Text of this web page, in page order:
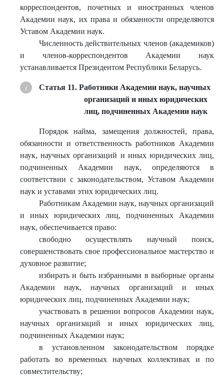
корреспондентов, почетных и иностранных членов
Академии наук, их права и обязанности определяются
Уставом Академии наук.
Численность действительных членов (академиков)
и членов-корреспондентов Академии наук
устанавливается Президентом Республики Беларусь.
Статья 11. Работники Академии наук, научных
организаций и иных юридических
лиц, подчиненных Академии наук
Порядок найма, замещения должностей, права,
обязанности и ответственность работников Академии
наук, научных организаций и иных юридических лиц,
подчиненных Академии наук, определяются в
соответствии с законодательством, Уставом Академии
наук и уставами этих юридических лиц.
Работникам Академии наук, научных организаций
и иных юридических лиц, подчиненных Академии
наук, обеспечивается право:
свободно осуществлять научный поиск,
совершенствовать свое профессиональное мастерство и
духовное развитие;
избирать и быть избранными в выборные органы
Академии наук, научных организаций и иных
юридических лиц, подчиненных Академии наук;
участвовать в решении вопросов Академии наук,
научных организаций и иных юридических лиц,
подчиненных Академии наук;
в установленном законодательством порядке
работать во временных научных коллективах и по
совместительству;